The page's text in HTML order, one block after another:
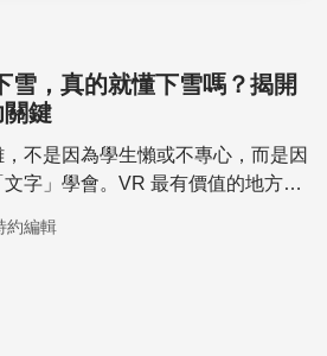
雪，真的就懂下雪嗎？揭開
鍵
不是因為學生懶或不專心，而是因
字」學會。VR 最有價值的地方，
約編輯